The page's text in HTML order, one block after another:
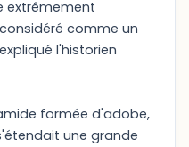
extrêmement
comme un
l'historien
formée d'adobe,
une grande